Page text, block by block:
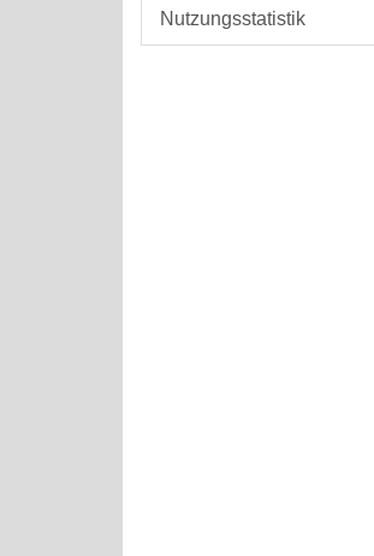
Nutzungsstatistik